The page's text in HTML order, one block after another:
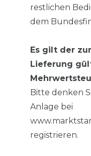
restlichen
dem
Es gilt der
Lieferung
Bitte denken
Anlage bei
registrieren.